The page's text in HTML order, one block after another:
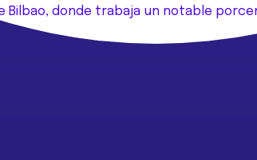
donde trabaja un notable